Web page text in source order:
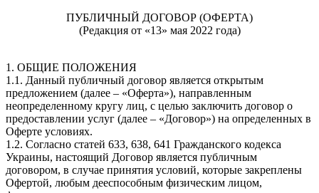
ПУБЛИЧНЫЙ ДОГОВОР (ОФЕРТА)
(Редакция от «13» мая 2022 года)
1. ОБЩИЕ ПОЛОЖЕНИЯ
1.1. Данный публичный договор является открытым
предложением (далее – «Оферта»), направленным
неопределенному кругу лиц, с целью заключить договор о
предоставлении услуг (далее – «Договор») на определенных в
Оферте условиях.
1.2. Согласно статей 633, 638, 641 Гражданского кодекса
Украины, настоящий Договор является публичным
договором, в случае принятия условий, которые закреплены
Офертой, любым дееспособным физическим лицом,